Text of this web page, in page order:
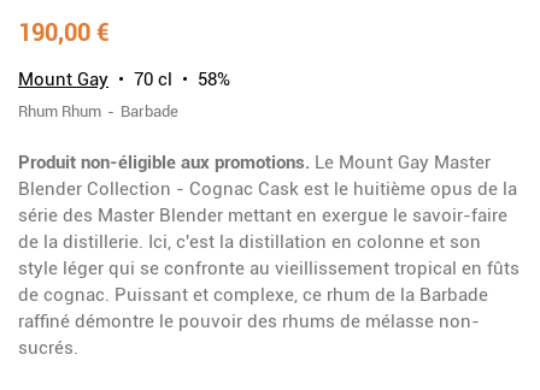
190,00 €
Mount Gay 70 cl 58%
Rhum Rhum Barbade
Produit non-éligible aux promotions. Le Mount Gay Master
Blender Collection - Cognac Cask est le huitième opus de la
série des Master Blender mettant en exergue le savoir-faire
de la distillerie. Ici, c'est la distillation en colonne et son
style léger qui se confronte au vieillissement tropical en fûts
de cognac. Puissant et complexe, ce rhum de la Barbade
raffiné démontre le pouvoir des rhums de mélasse non-
sucrés.